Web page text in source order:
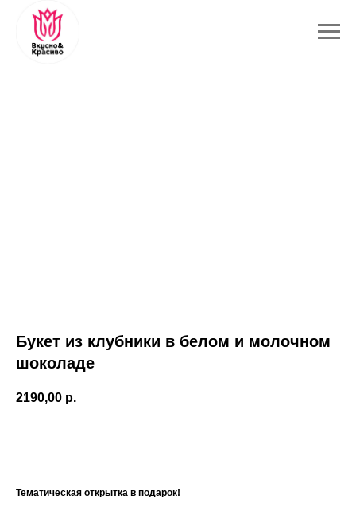
Букет из клубники в белом и молочном
шоколаде
2190,00 р.
Тематическая открытка в подарок!